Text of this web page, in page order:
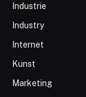
Industrie
Industry
Internet
Kunst
Marketing